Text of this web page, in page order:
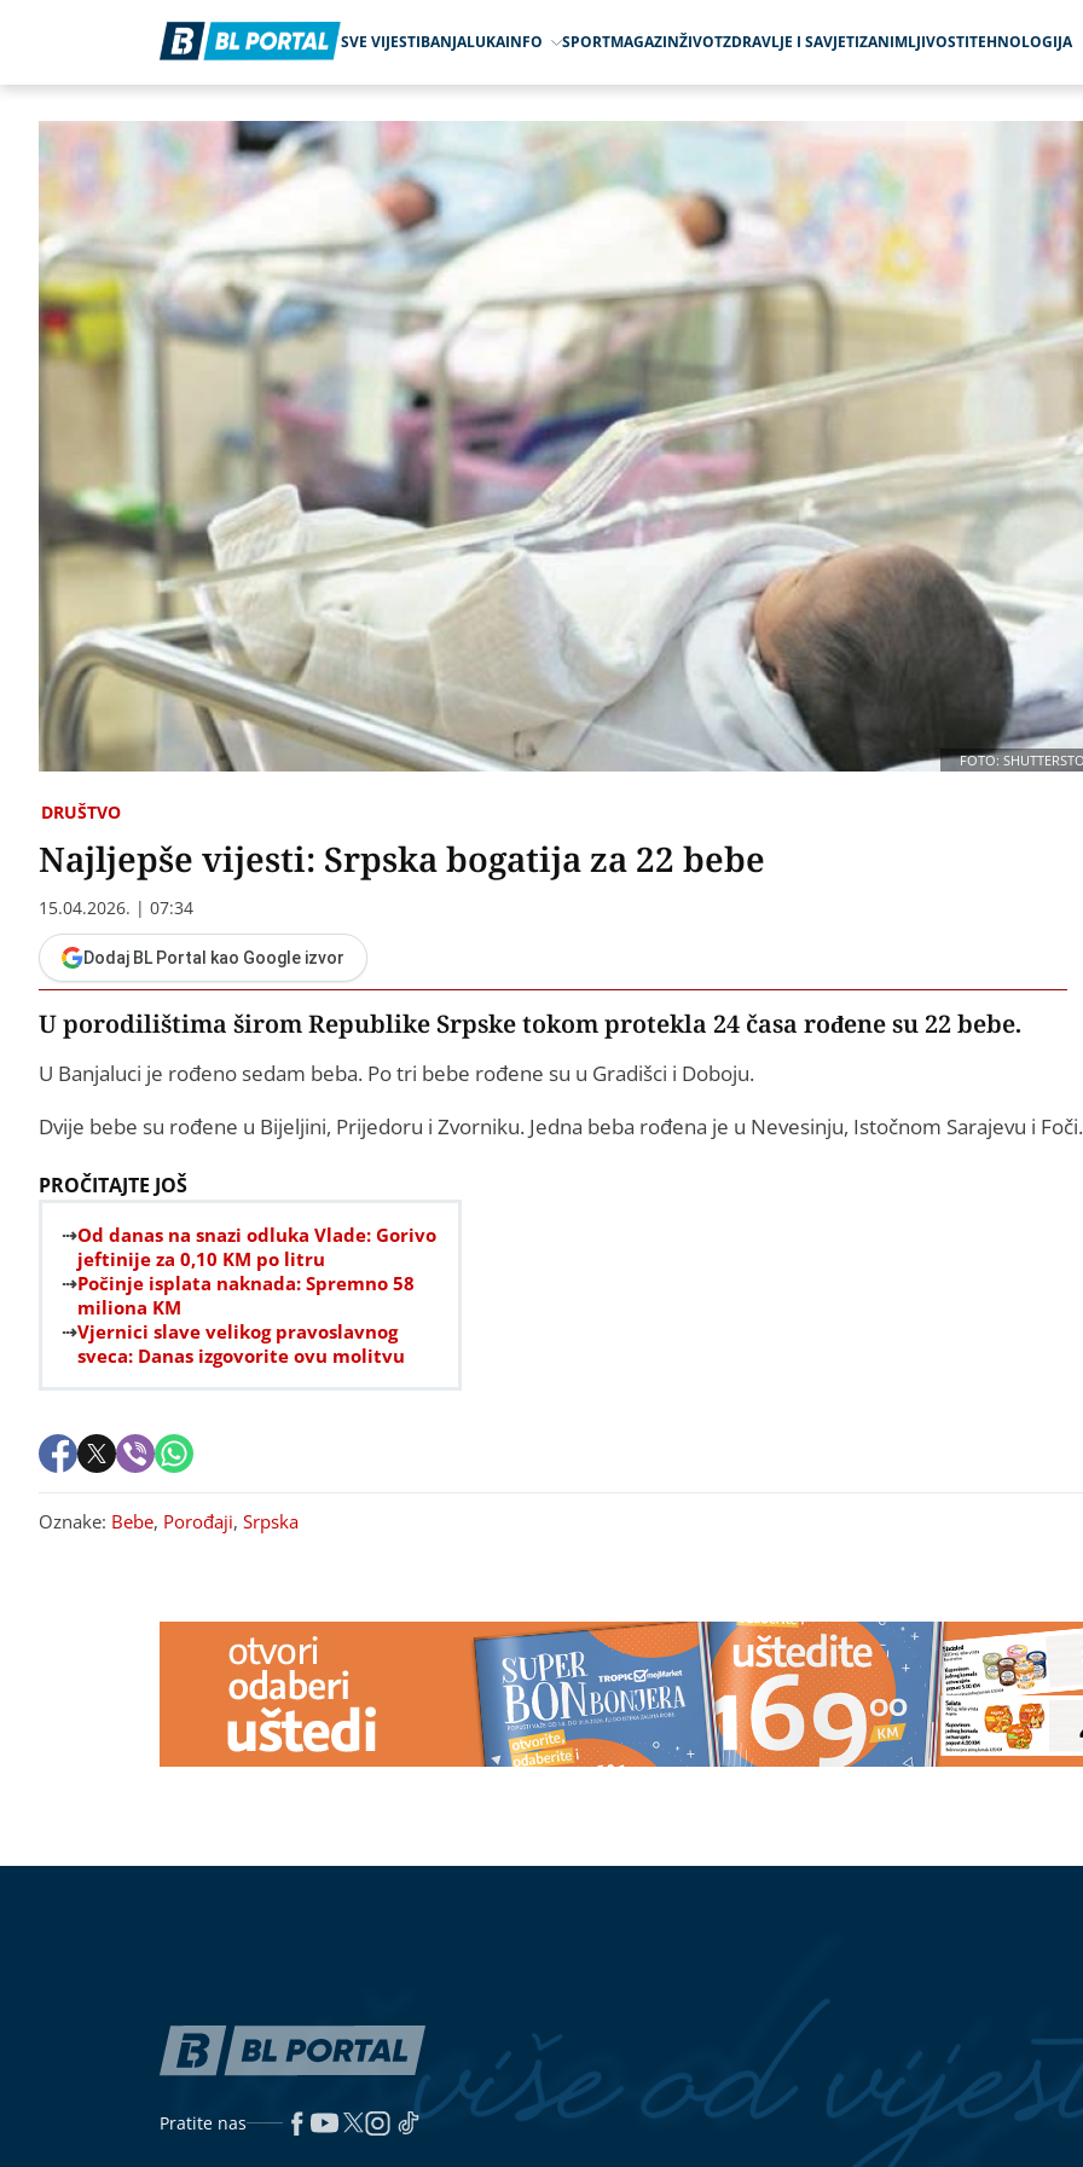
SVE VIJESTIBANJALUKAINFO SPORTMAGAZINŽIVOTZDRAVLJE I SAVJETIZANIMLJIVOSTITEHNOLOGIJA
FOTO:
DRUŠTVO
Najljepše vijesti: Srpska bogatija za 22 bebe
15.04.2026. | 07:34
Dodaj BL Portal kao Google izvor
U porodilištima širom Republike Srpske tokom protekla 24 časa rođene su 22 bebe.
U Banjaluci je rođeno sedam beba. Po tri bebe rođene su u Gradišci i Doboju.
Dvije bebe su rođene u Bijeljini, Prijedoru i Zvorniku. Јedna beba rođena je u Nevesinju, Istočnom Sarajevu i Foči.
PROČITAJTE JOŠ
Od danas na snazi odluka Vlade: Gorivo
jeftinije za 0,10 KM po litru
Počinje isplata naknada: Spremno 58
miliona KM
Vjernici slave velikog pravoslavnog
sveca: Danas izgovorite ovu molitvu
Oznake: Bebe, Porođaji, Srpska
zdravstvene prednosti
o bakšišu
kakvom je stanju
"Sve mi se skupilo" Mala Cana u
novom problemu, oglasila se i
otkrila o čemu je riječ
Kako pravilno obući novorođenče
tokom toplinskog vala
(FOTO)"Prošlo je 10 godina"
Bojana Barović se oglasila
posebnim razlogom, emocije je
savladale